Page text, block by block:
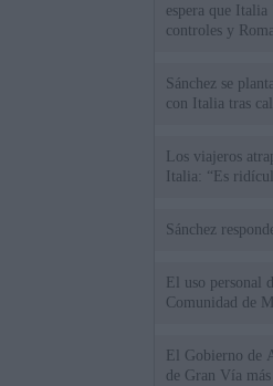
espera que
controles y
Sánchez se
con Italia tras
Los viajeros
Italia: “Es
Sánchez
El uso personal
Comunidad de
El Gobierno de
de Gran Vía